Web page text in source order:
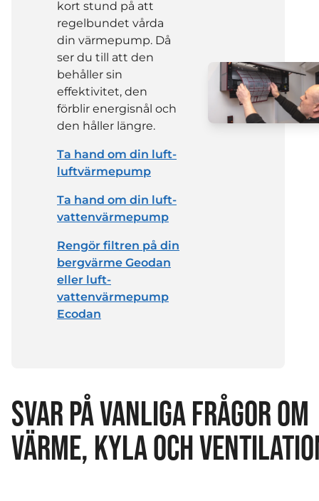
kort stund på att
regelbundet vårda
din värmepump. Då
ser du till att den
behåller sin
effektivitet, den
förblir energisnål och
den håller längre.
Ta hand om din luft-
luftvärmepump
Ta hand om din luft-
vattenvärmepump
Rengör filtren på din
bergvärme Geodan
eller luft-
vattenvärmepump
Ecodan
SVAR PÅ VANLIGA FRÅGOR OM
VÄRME, KYLA OCH